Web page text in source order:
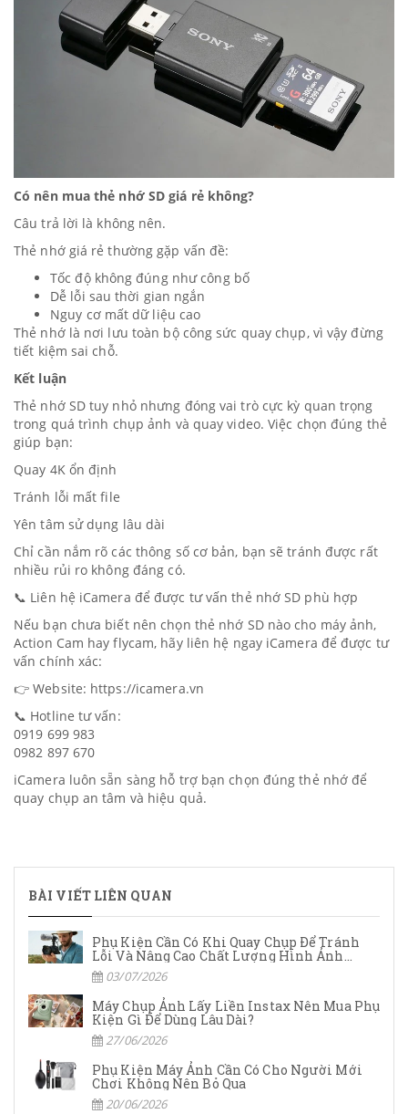
Có nên mua thẻ nhớ SD giá rẻ không?
Câu trả lời là không nên.
Thẻ nhớ giá rẻ thường gặp vấn đề:
Tốc độ không đúng như công bố
Dễ lỗi sau thời gian ngắn
Nguy cơ mất dữ liệu cao
Thẻ nhớ là nơi lưu toàn bộ công sức quay chụp, vì vậy đừng
tiết kiệm sai chỗ.
Kết luận
Thẻ nhớ SD tuy nhỏ nhưng đóng vai trò cực kỳ quan trọng
trong quá trình chụp ảnh và quay video. Việc chọn đúng thẻ
giúp bạn:
Quay 4K ổn định
Tránh lỗi mất file
Yên tâm sử dụng lâu dài
Chỉ cần nắm rõ các thông số cơ bản, bạn sẽ tránh được rất
nhiều rủi ro không đáng có.
📞 Liên hệ iCamera để được tư vấn thẻ nhớ SD phù hợp
Nếu bạn chưa biết nên chọn thẻ nhớ SD nào cho máy ảnh,
Action Cam hay flycam, hãy liên hệ ngay iCamera để được tư
vấn chính xác:
👉 Website: https://icamera.vn
📞 Hotline tư vấn:
0919 699 983
0982 897 670
iCamera luôn sẵn sàng hỗ trợ bạn chọn đúng thẻ nhớ để
quay chụp an tâm và hiệu quả.
BÀI VIẾT LIÊN QUAN
Phụ Kiện Cần Có Khi Quay Chụp Để Tránh
Lỗi Và Nâng Cao Chất Lượng Hình Ảnh
Video
03/07/2026
Máy Chụp Ảnh Lấy Liền Instax Nên Mua Phụ
Kiện Gì Để Dùng Lâu Dài?
27/06/2026
Phụ Kiện Máy Ảnh Cần Có Cho Người Mới
Chơi Không Nên Bỏ Qua
20/06/2026